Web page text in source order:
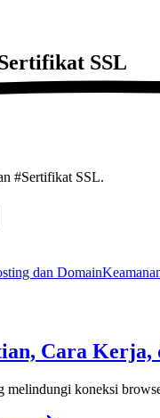
SSL
#Sertifikat SSL.
dan Domain
Cara Kerja,
koneksi